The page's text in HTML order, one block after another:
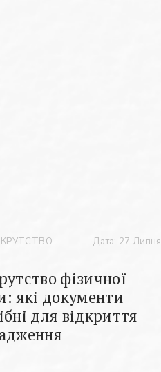
Дата: 27 Липня
фізичної
які документи
для відкриття